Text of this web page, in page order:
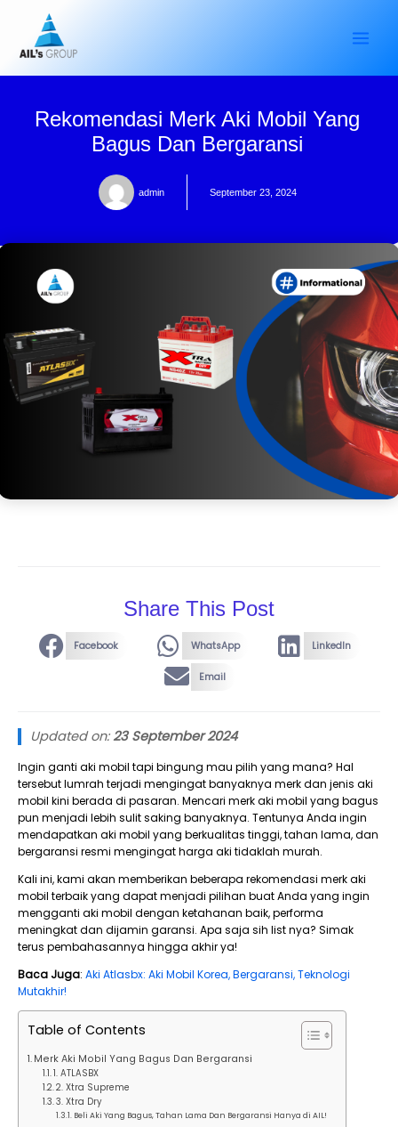
content
Rekomendasi Merk Aki Mobil Yang
Bagus Dan Bergaransi
admin September 23, 2024
Share This Post
Facebook WhatsApp LinkedIn
Email
Updated on:23 September 2024
Ingin ganti aki mobil tapi bingung mau pilih yang mana? Hal
tersebut lumrah terjadi mengingat banyaknya merk dan jenis aki
mobil kini berada di pasaran. Mencari merk aki mobil yang bagus
pun menjadi lebih sulit saking banyaknya. Tentunya Anda ingin
mendapatkan aki mobil yang berkualitas tinggi, tahan lama, dan
bergaransi resmi mengingat harga aki tidaklah murah.
Kali ini, kami akan memberikan beberapa rekomendasi merk aki
mobil terbaik yang dapat menjadi pilihan buat Anda yang ingin
mengganti aki mobil dengan ketahanan baik, performa
meningkat dan dijamin garansi. Apa saja sih list nya? Simak
terus pembahasannya hingga akhir ya!
Baca Juga: Aki Atlasbx: Aki Mobil Korea, Bergaransi, Teknologi
Mutakhir!
Table of Contents
Merk Aki Mobil Yang Bagus Dan Bergaransi
1. ATLASBX
2. Xtra Supreme
3. Xtra Dry
Beli Aki Yang Bagus, Tahan Lama Dan Bergaransi Hanya di AIL!